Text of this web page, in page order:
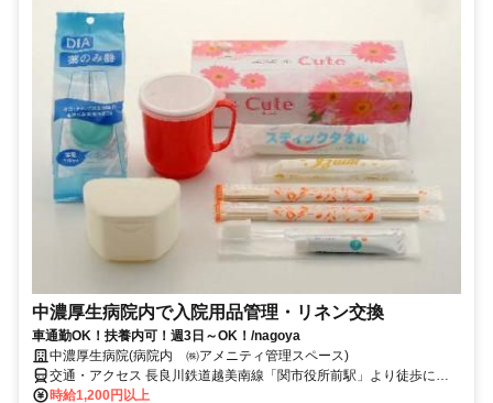
中濃厚生病院内で入院用品管理・リネン交換
車通勤OK！扶養内可！週3日～OK！/nagoya
中濃厚生病院(病院内 ㈱アメニティ管理スペース)
交通・アクセス 長良川鉄道越美南線「関市役所前駅」より徒歩にて
15分
時給1,200円以上